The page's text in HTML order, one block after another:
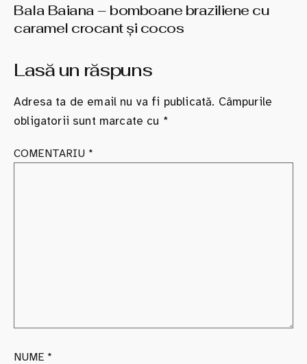
Bala Baiana – bomboane braziliene cu
caramel crocant şi cocos
Lasă un răspuns
Adresa ta de email nu va fi publicată. Câmpurile
obligatorii sunt marcate cu *
COMENTARIU *
NUME *